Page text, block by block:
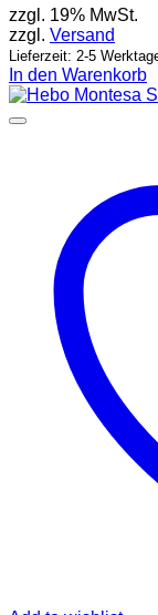
zzgl. 19% MwSt.
zzgl. Versand
Lieferzeit: 2-5
In den Warenkorb